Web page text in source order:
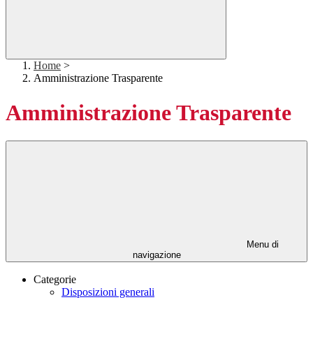
Home >
Amministrazione Trasparente
Amministrazione Trasparente
Menu di
navigazione
Categorie
Disposizioni generali